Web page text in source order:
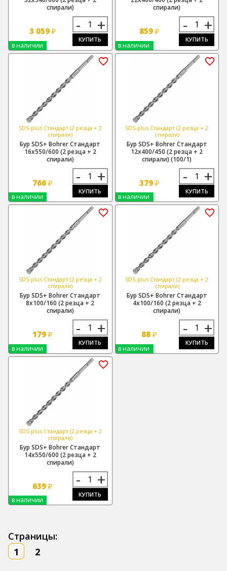
спирали)
3 059 ₽ - +
КУПИТЬ
в наличии
спирали)
859 ₽ - +
КУПИТЬ
в наличии
SDS-plus Стандарт (2 резца + 2
спирали)
Бур SDS+ Bohrer Стандарт
16х550/600 (2 резца + 2
спирали)
766₽ - +
КУПИТЬ
в наличии
SDS-plus Стандарт (2 резца + 2
спирали)
Бур SDS+ Bohrer Стандарт
12х400/450 (2 резца + 2
спирали) (100/1)
379 ₽ - +
КУПИТЬ
в наличии
SDS-plus Стандарт (2 резца + 2
спирали)
Бур SDS+ Bohrer Стандарт
8х100/160 (2 резца + 2
спирали)
179₽ - +
КУПИТЬ
в наличии
SDS-plus Стандарт (2 резца + 2
спирали)
Бур SDS+ Bohrer Стандарт
4х100/160 (2 резца + 2
спирали)
88₽ - +
КУПИТЬ
в наличии
SDS-plus Стандарт (2 резца + 2
спирали)
Бур SDS+ Bohrer Стандарт
14х550/600 (2 резца + 2
спирали)
639₽ - +
КУПИТЬ
в наличии
Страницы:
1
2